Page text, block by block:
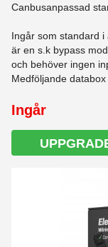
Canbusanpassad
Ingår som standard
är en s.k bypass
och behöver ingen
Medföljande
Ingår